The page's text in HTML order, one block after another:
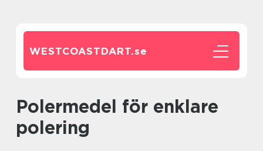
WESTCOASTDART.se
Polermedel för enklare
polering